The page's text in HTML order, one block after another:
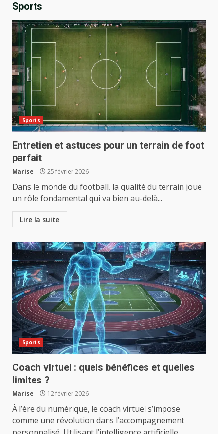
Sports
Sports
Entretien et astuces pour un terrain de foot
parfait
Marise 25 février 2026
Dans le monde du football, la qualité du terrain joue
un rôle fondamental qui va bien au-delà...
Lire la suite
Sports
Coach virtuel : quels bénéfices et quelles
limites ?
Marise 12 février 2026
À l’ère du numérique, le coach virtuel s’impose
comme une révolution dans l’accompagnement